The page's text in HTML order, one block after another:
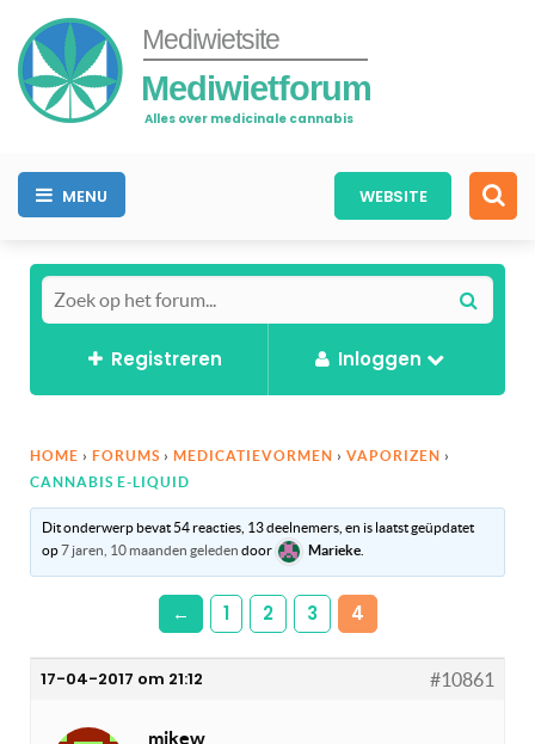
Mediwietsite
Mediwietforum
Alles over medicinale cannabis
MENU WEBSITE
Registreren Inloggen
HOME › FORUMS › MEDICATIEVORMEN › VAPORIZEN ›
CANNABIS E-LIQUID
Dit onderwerp bevat 54 reacties, 13 deelnemers, en is laatst geüpdatet
op7 jaren, 10 maanden geleden door Marieke
← 1 2 3 4
17-04-2017 om 21:12 #10861
mikew